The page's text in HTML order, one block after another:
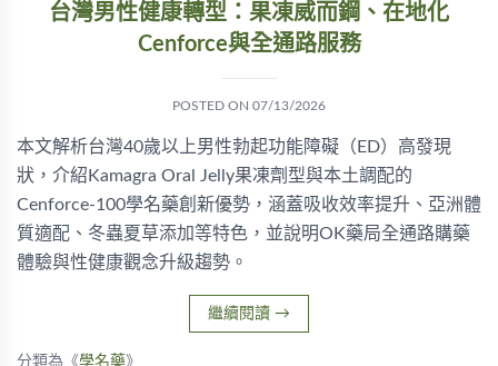
台灣男性健康轉型：果凍威而鋼、在地化
Cenforce與全通路服務
POSTED ON 07/13/2026
本文解析台灣40歲以上男性勃起功能障礙（ED）高發現
狀，介紹Kamagra Oral Jelly果凍劑型與本土調配的
Cenforce-100學名藥創新優勢，涵蓋吸收效率提升、亞洲體
質適配、冬蟲夏草添加等特色，並說明OK藥局全通路購藥
體驗與性健康觀念升級趨勢。
繼續閱讀 →
分類為《學名藥》